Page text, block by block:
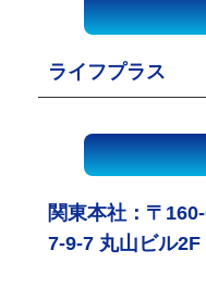
ライフプラス
関東本社：〒
7-9-7 丸山ビル2F